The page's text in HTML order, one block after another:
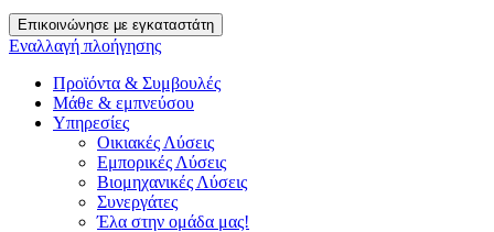
Επικοινώνησε με εγκαταστάτη
Εναλλαγή πλοήγησης
Προϊόντα & Συμβουλές
Μάθε & εμπνεύσου
Υπηρεσίες
Οικιακές Λύσεις
Εμπορικές Λύσεις
Βιομηχανικές Λύσεις
Συνεργάτες
Έλα στην ομάδα μας!